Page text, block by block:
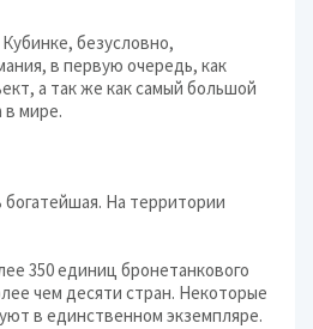
безусловно,
в первую очередь, как
а так же как самый большой
в мире.
богатейшая. На территории
350 единиц бронетанкового
чем десяти стран. Некоторые
в единственном экземпляре.